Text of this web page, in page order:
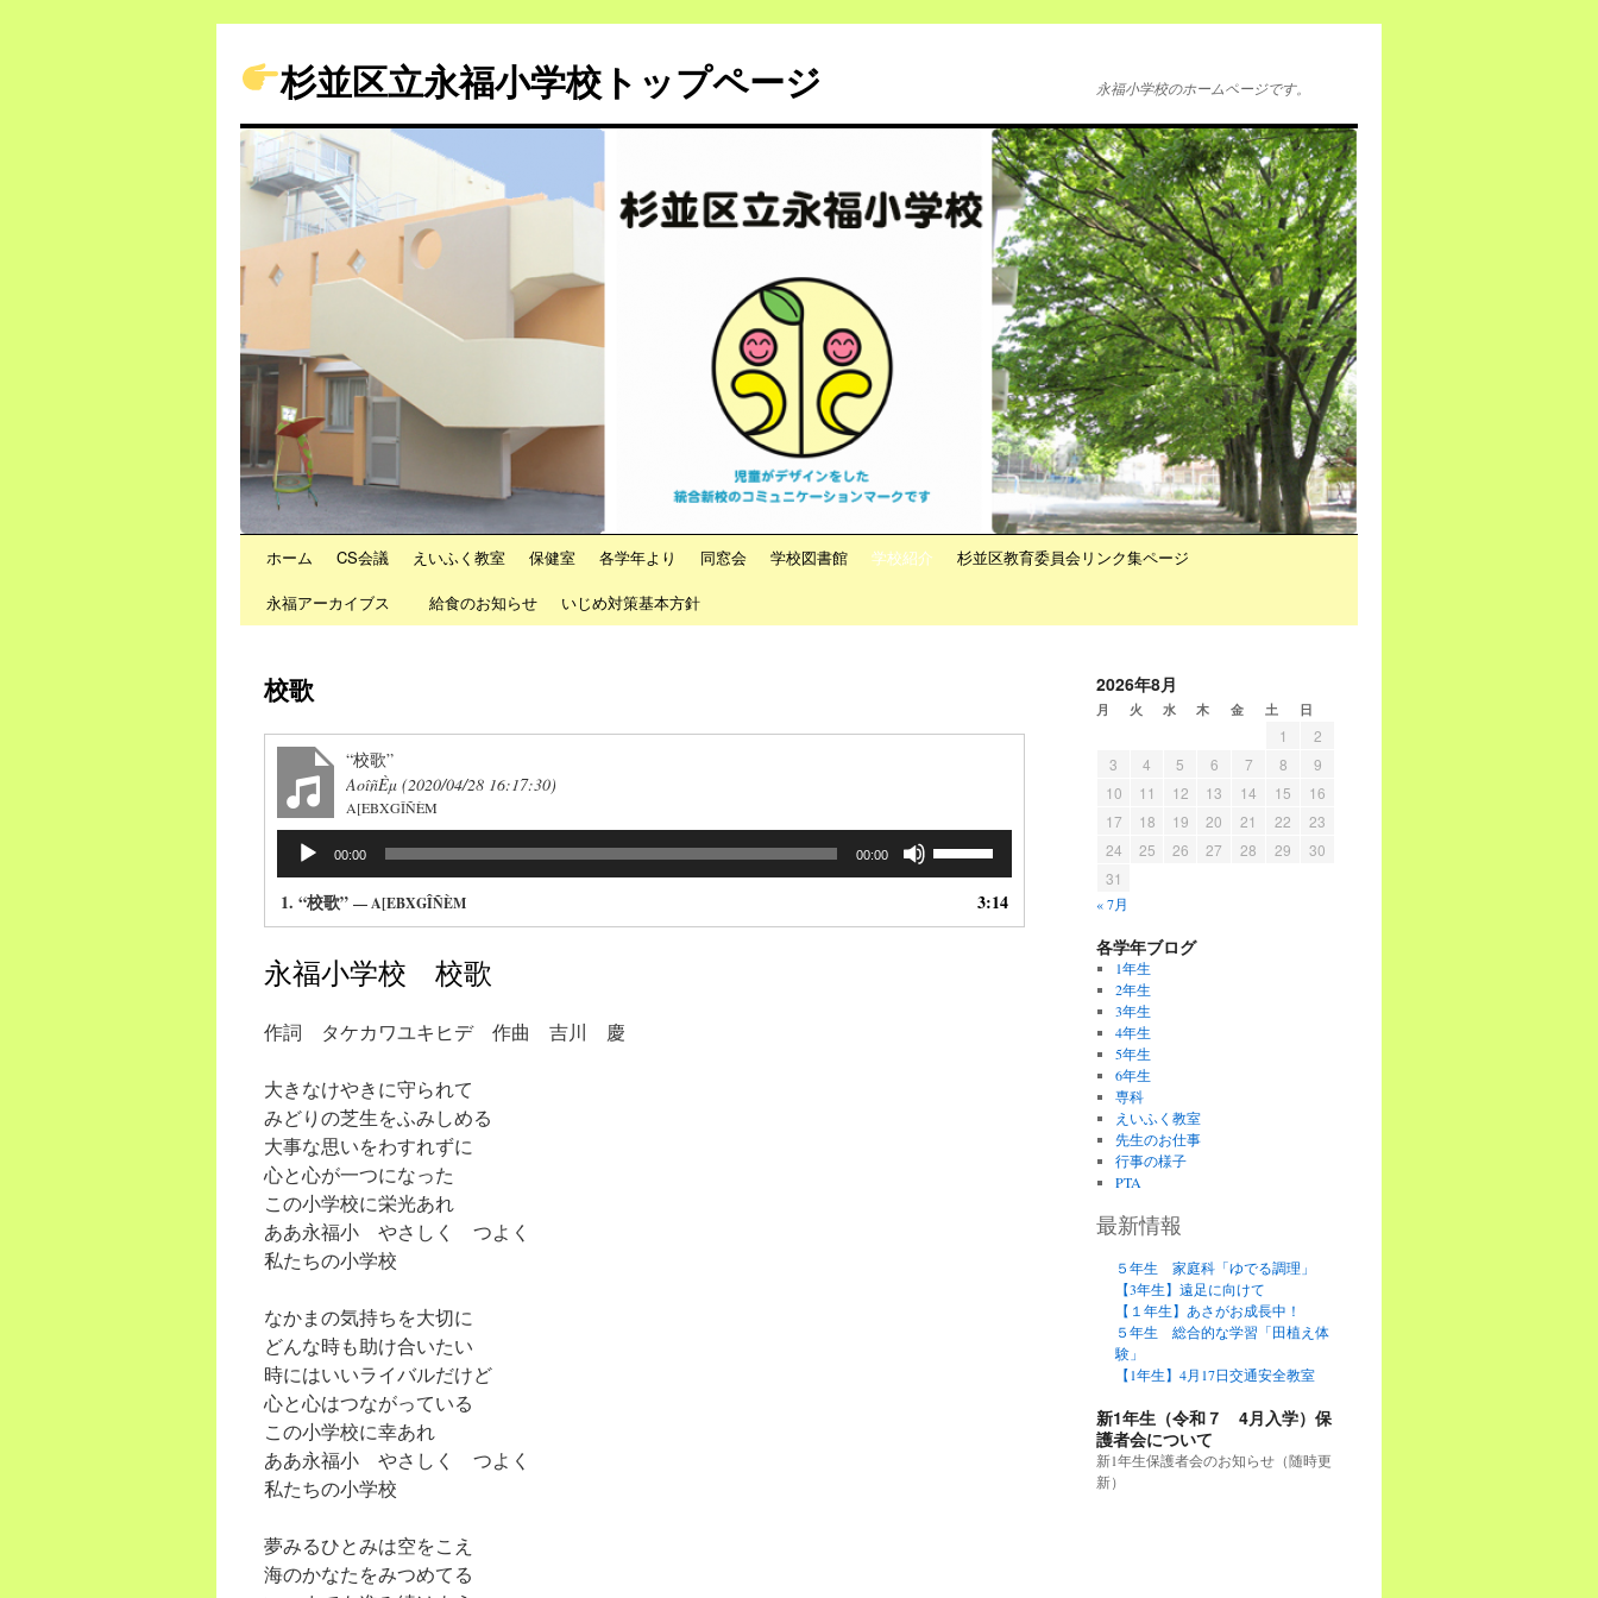
杉並区立永福小学校トップページ 永福小学校のホームページです。
Skipホーム CS会議 えいふく教室 保健室 各学年より 同窓会 学校図書館 学校紹介
杉並区教育委員会リンク集ページ
永福アーカイブス
給食のお知らせ いじめ対策基本方針
校歌
“校歌”
AoîñÈµ (2020/04/28 16:17:30)
A[EBXGÎÑÈΜ
プ
レ
ヤ
ー
00:00 00:00
1. “校歌” — A[EBXGÎÑÈΜ 3:14
永福小学校 校歌
作詞 タケカワユキヒデ 作曲 吉川 慶
大きなけやきに守られて
みどりの芝生をふみしめる
大事な思いをわすれずに
心と心が一つになった
この小学校に栄光あれ
ああ永福小 やさしく つよく
私たちの小学校
なかまの気持ちを大切に
どんな時も助け合いたい
時にはいいライバルだけど
心と心はつながっている
この小学校に幸あれ
ああ永福小 やさしく つよく
私たちの小学校
夢みるひとみは空をこえ
海のかなたをみつめてる
2026年8月
月 火 水 木 金 土 日
1
2
3
4 5 6 7 8
9
10
11 12 13 14 15
16
17
18 19 20 21 22
23
24
25 26 27 28 29
30
31
« 7月
各学年ブログ
1年生
2年生
3年生
4年生
5年生
6年生
専科
えいふく教室
先生のお仕事
行事の様子
PTA
最新情報
５年生 家庭科「ゆでる調理」
【3年生】遠足に向けて
【１年生】あさがお成長中！
５年生 総合的な学習「田植え体
験」
【1年生】4月17日交通安全教室
新1年生（令和７ 4月入学）保
護者会について
新1年生保護者会のお知らせ（随時更
新）